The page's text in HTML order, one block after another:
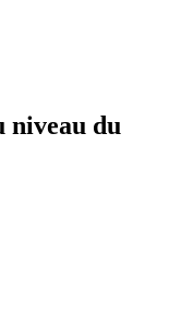
niveau du